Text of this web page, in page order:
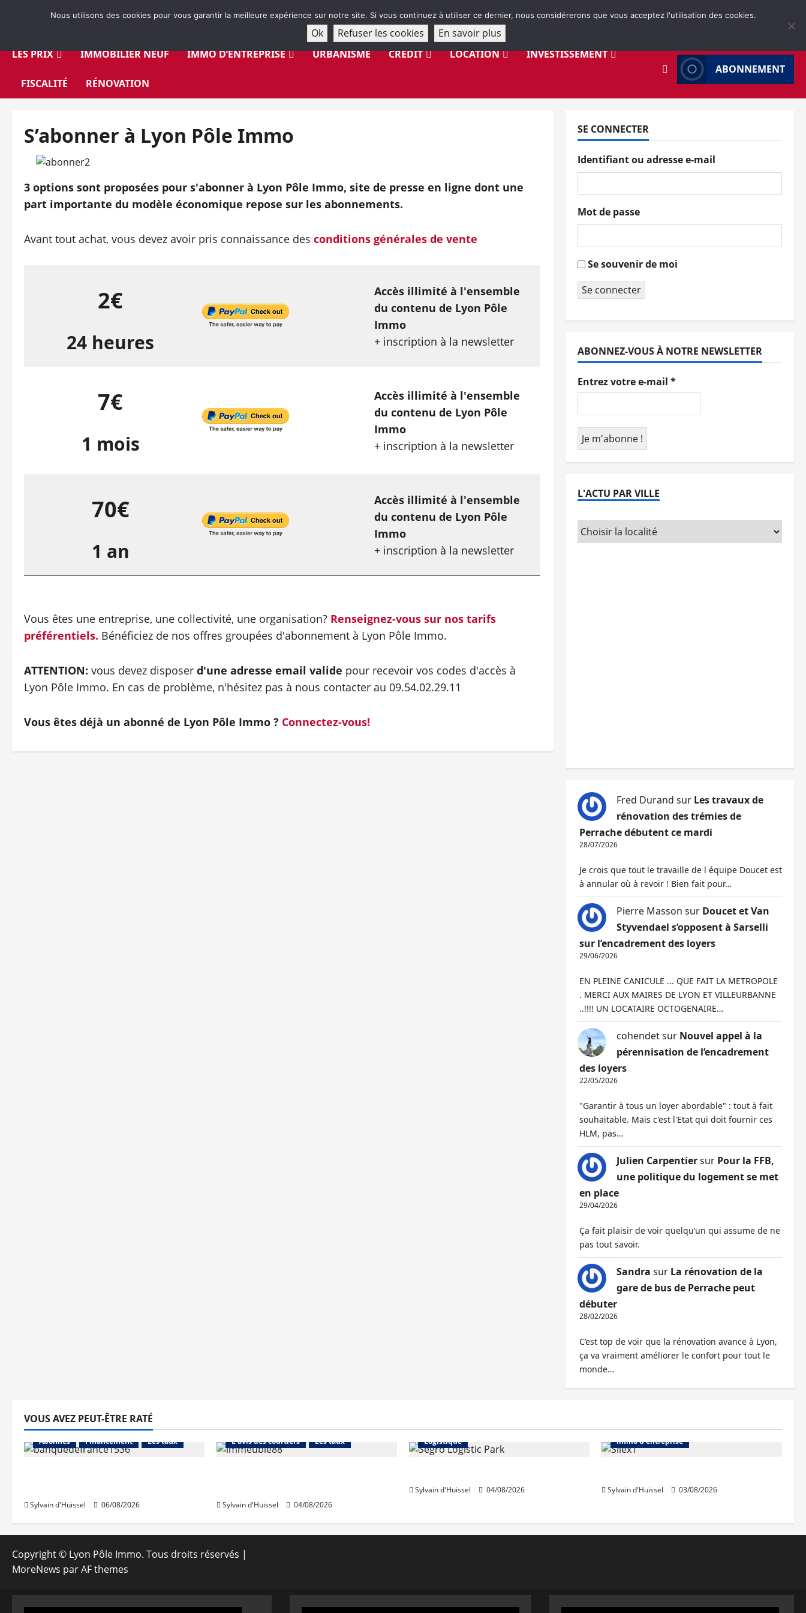
LES PRIX
IMMOBILIER NEUF IMMO D’ENTREPRISE URBANISME CRÉDIT LOCATION INVESTISSEMENT
FISCALITÉ RÉNOVATION
ABONNEMENT
S’abonner à Lyon Pôle Immo
3 options sont proposées pour s'abonner à Lyon Pôle Immo, site de presse en ligne dont une
part importante du modèle économique repose sur les abonnements.
Avant tout achat, vous devez avoir pris connaissance des conditions générales de vente
2€
24 heures
Accès illimité à l'ensemble
du contenu de Lyon Pôle
Immo
+ inscription à la newsletter
7€
1 mois
Accès illimité à l'ensemble
du contenu de Lyon Pôle
Immo
+ inscription à la newsletter
70€
1 an
Accès illimité à l'ensemble
du contenu de Lyon Pôle
Immo
+ inscription à la newsletter
Vous êtes une entreprise, une collectivité, une organisation? Renseignez-vous sur nos tarifs
préférentiels. Bénéficiez de nos offres groupées d'abonnement à Lyon Pôle Immo.
ATTENTION: vous devez disposer d'une adresse email valide pour recevoir vos codes d'accès à
Lyon Pôle Immo. En cas de problème, n'hésitez pas à nous contacter au 09.54.02.29.11
Vous êtes déjà un abonné de Lyon Pôle Immo ? Connectez-vous!
SE CONNECTER
Identifiant ou adresse e-mail
Mot de passe
Se souvenir de moi
Se connecter
ABONNEZ-VOUS À NOTRE NEWSLETTER
Entrez votre e-mail *
L'ACTU PAR VILLE
Fred Durand sur Les travaux de
rénovation des trémies de
Perrache débutent ce mardi
28/07/2026
Je crois que tout le travaille de l équipe Doucet est
à annular où à revoir ! Bien fait pour…
Pierre Masson sur Doucet et Van
Styvendael s’opposent à Sarselli
sur l’encadrement des loyers
29/06/2026
EN PLEINE CANICULE ... QUE FAIT LA METROPOLE
. MERCI AUX MAIRES DE LYON ET VILLEURBANNE
..!!!! UN LOCATAIRE OCTOGENAIRE…
cohendetsur Nouvel appel à la
pérennisation de l’encadrement
des loyers
22/05/2026
"Garantir à tous un loyer abordable" : tout à fait
souhaitable. Mais c'est l'Etat qui doit fournir ces
HLM, pas…
Julien Carpentiersur Pour la FFB,
une politique du logement se met
en place
29/04/2026
Ça fait plaisir de voir quelqu’un qui assume de ne
pas tout savoir.
Sandra sur La rénovation de la
gare de bus de Perrache peut
débuter
28/02/2026
C’est top de voir que la rénovation avance à Lyon,
ça va vraiment améliorer le confort pour tout le
monde…
VOUS AVEZ PEUT-ÊTRE RATÉ
Abonnés Financement Les taux
Sylvain d'Huissel 06/08/2026
L'avis des courtiers
Les taux
Sylvain d'Huissel 04/08/2026
Logistique
Sylvain d'Huissel 04/08/2026
Immo d'entreprise
Sylvain d'Huissel 03/08/2026
Copyright © Lyon Pôle Immo. Tous droits réservés |
MoreNews par AF themes
Nous utilisons des cookies pour vous garantir la meilleure expérience sur notre site. Si vous continuez à utiliser ce dernier, nous considérerons que vous acceptez l'utilisation des cookies.
Ok Refuser les cookies En savoir plus